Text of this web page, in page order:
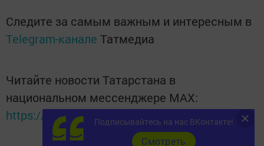
Следите за самым важным и интересным в
Telegram-канале Татмедиа
Читайте новости Татарстана в
национальном мессенджере MАХ:
https://max.ru/tatmediaПодписывайтесь на нас ВКонтакте!
Cмотреть